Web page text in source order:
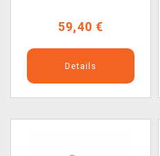
59,40 €
Details